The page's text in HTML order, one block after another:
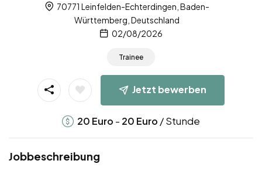
70771 Leinfelden-Echterdingen, Baden-
Württemberg, Deutschland
02/08/2026
Trainee
Jetzt bewerben
20 Euro - 20 Euro / Stunde
Jobbeschreibung